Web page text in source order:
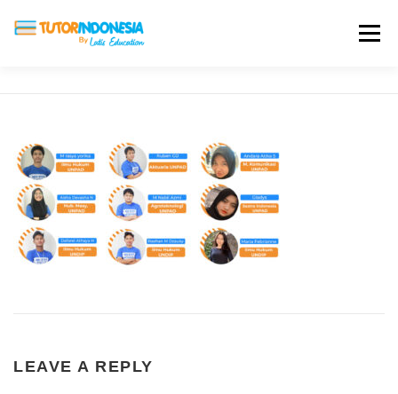
Menu
BIAYA LES TESTIMONI PROFIL ALUMNI
BLOG DAFTAR SEKOLAH
LEAVE A REPLY